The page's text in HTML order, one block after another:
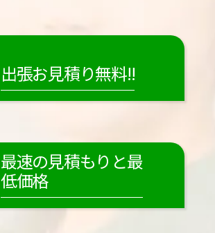
出張お見積り無料!!
最速の見積もりと最
低価格